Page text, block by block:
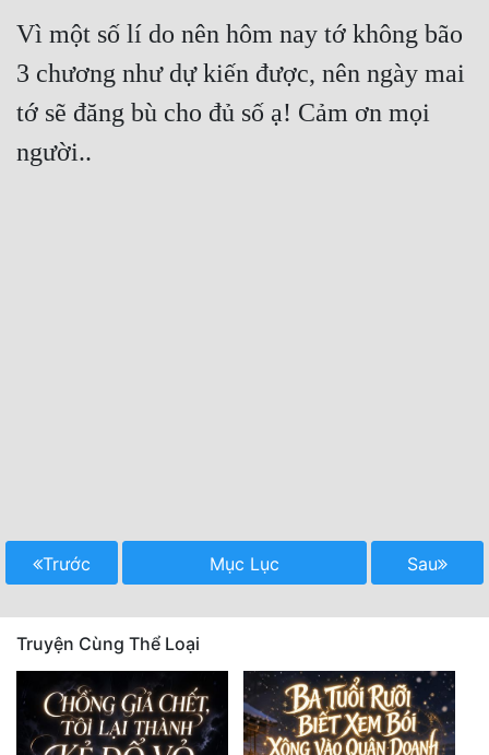
Vì một số lí do nên hôm nay tớ không bão
3 chương như dự kiến được, nên ngày mai
tớ sẽ đăng bù cho đủ số ạ! Cảm ơn mọi
người..
Trước Mục Lục Sau
Truyện Cùng Thể Loại